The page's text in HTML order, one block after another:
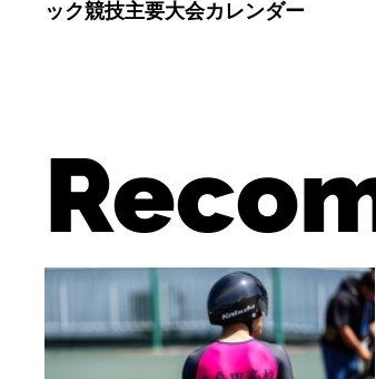
ック競技主要大会カレンダー